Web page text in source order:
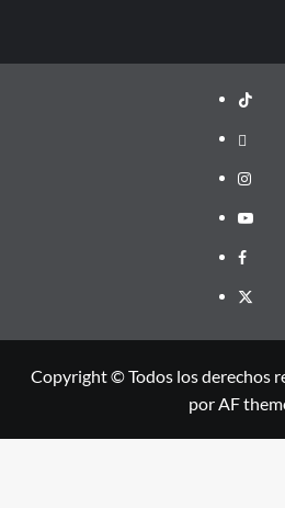
TikTok
threads
Youtube
X
Copyright © Todos los derechos
por AF